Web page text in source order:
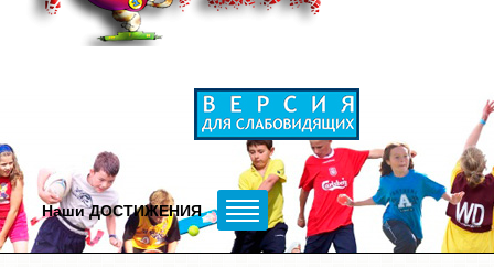
Наши ДОСТИЖЕНИЯ